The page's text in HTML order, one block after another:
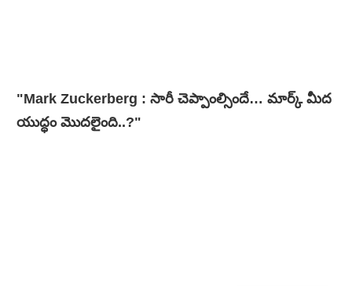
"Mark Zuckerberg : సారీ చెప్పాంల్సిందే… మార్క్ మీద
యుద్ధం మొదలైంది..?"